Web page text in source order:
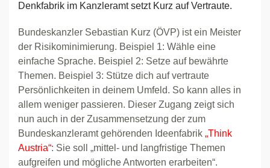
Denkfabrik im Kanzleramt setzt Kurz auf Vertraute.
Bundeskanzler Sebastian Kurz (ÖVP) ist ein Meister
der Risikominimierung. Beispiel 1: Wähle eine
einfache Sprache. Beispiel 2: Setze auf bewährte
Themen. Beispiel 3: Stütze dich auf vertraute
Persönlichkeiten in deinem Umfeld. So kann alles in
allem weniger passieren. Dieser Zugang zeigt sich
nun auch in der Zusammensetzung der zum
Bundeskanzleramt gehörenden Ideenfabrik „Think
Austria“: Sie soll „mittel- und langfristige Themen
aufgreifen und mögliche Antworten erarbeiten“.